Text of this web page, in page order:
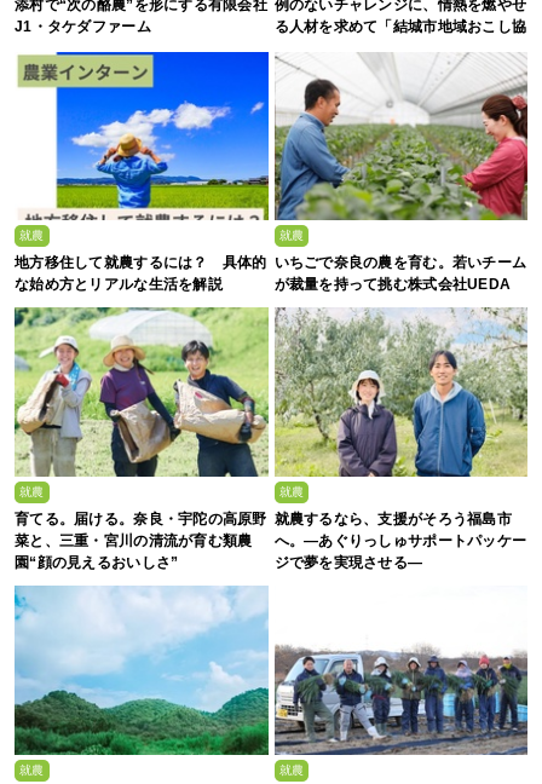
添村で“次の酪農”を形にする有限会社
J1・タケダファーム
例のないチャレンジに、情熱を燃やせ
る人材を求めて「結城市地域おこし協
力隊募集」
就農
地方移住して就農するには？ 具体的
な始め方とリアルな生活を解説
就農
いちごで奈良の農を育む。若いチーム
が裁量を持って挑む株式会社UEDA
就農
育てる。届ける。奈良・宇陀の高原野
菜と、三重・宮川の清流が育む類農
園“顔の見えるおいしさ”
就農
就農するなら、支援がそろう福島市
へ。—あぐりっしゅサポートパッケー
ジで夢を実現させる—
就農 就農